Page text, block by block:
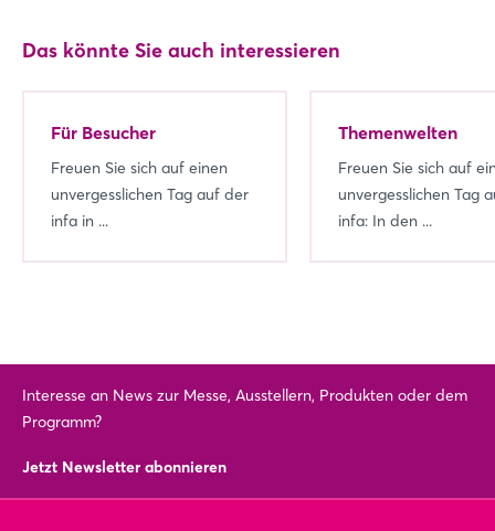
Das könnte Sie auch interessieren
Für Besucher
Freuen Sie sich auf einen
unvergesslichen Tag auf der
infa in ...
Themenwelten
Freuen Sie sich auf
unvergesslichen Tag
infa: In den ...
Interesse an News zur Messe, Ausstellern, Produkten oder dem
Programm?
Jetzt Newsletter abonnieren